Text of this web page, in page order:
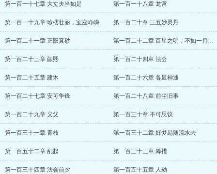
第一百一十七章 大丈夫当如是 第一百一十八章 龙宫
第一百一十九章 珍楼壮丽，宝座峥嵘 第一百二十章 三五妙灵丹
第一百二十一章 正阳真砂 第一百二十二章 百星之明，不如一月之光
第一百二十三章 颜熙 第一百二十四章 法会
第一百二十五章 建木 第一百二十六章 各显神通
第一百二十七章 安可争锋 第一百二十八章 前尘旧事
第一百二十九章 义父 第一百三十章 不可思议
第一百三十一章 青枝 第一百三十二章 好梦易随流水去
第一百五十二章 乱起 第一百三十三章 筹措
第一百三十四章 法会前夕 第一百五十五章 人劫